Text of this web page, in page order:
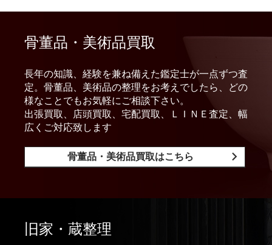
骨董品・美術品買取
長年の知識、経験を兼ね備えた鑑定士が一点ずつ査
定。骨董品、美術品の整理をお考えでしたら、どの
様なことでもお気軽にご相談下さい。
出張買取、店頭買取、宅配買取、ＬＩＮＥ査定、幅
広くご対応致します
骨董品・美術品買取はこちら
旧家・蔵整理